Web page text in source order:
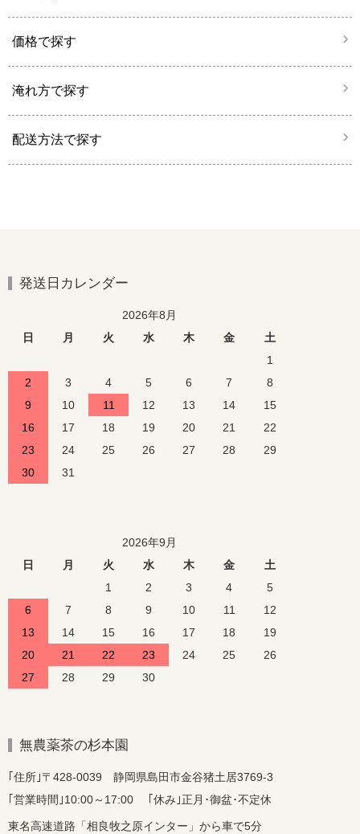
価格で探す
淹れ方で探す
配送方法で探す
無農薬茶の杉本園
｢住所｣〒428-0039 静岡県島田市金谷猪土居3769-3
｢営業時間｣10:00～17:00 ｢休み｣正月･御盆･不定休
東名高速道路「相良牧之原インター」から車で5分
発送日カレンダー
2026年8月
日
月 火 水 木 金
土
1
2
3 4 5 6 7
8
9
10 11 12 13 14
15
16
17 18 19 20 21
22
23
24 25 26 27 28
29
30
31
2026年9月
日
月 火 水 木 金
土
1
2 3 4
5
6
7 8 9 10 11
12
13
14 15 16 17 18
19
20
21 22 23 24 25
26
27
28 29 30